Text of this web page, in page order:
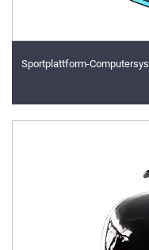
Sportplattform-